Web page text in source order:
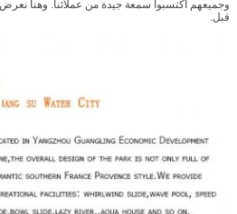
وجميعهم اكتسبوا
قبل.
إرسال